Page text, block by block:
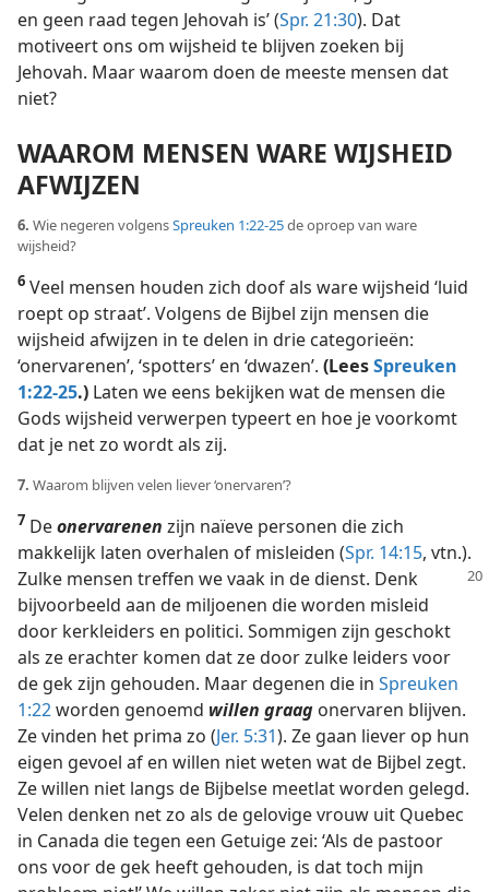
en geen raad tegen Jehovah is’ (Spr. 21:30). Dat
motiveert ons om wijsheid te blijven zoeken bij
Jehovah. Maar waarom doen de meeste mensen dat
niet?
WAAROM MENSEN WARE WIJSHEID
AFWIJZEN
6. Wie negeren volgensSpreuken 1:22-25de oproep van ware
wijsheid?
6 Veel mensen houden zich doof als ware wijsheid ‘luid
roept op straat’. Volgens de Bijbel zijn mensen die
wijsheid afwijzen in te delen in drie categorieën:
‘onervarenen’, ‘spotters’ en ‘dwazen’. (LeesSpreuken
1:22-25.) Laten we eens bekijken wat de mensen die
Gods wijsheid verwerpen typeert en hoe je voorkomt
dat je net zo wordt als zij.
7. Waarom blijven velen liever ‘onervaren’?
7 Deonervarenen zijn naïeve personen die zich
makkelijk laten overhalen of misleiden (Spr. 14:15, vtn.).
Zulke mensen treffen we vaak in de dienst. Denk
bijvoorbeeld aan de miljoenen die worden misleid
door kerkleiders en politici. Sommigen zijn geschokt
als ze erachter komen dat ze door zulke leiders voor
de gek zijn gehouden. Maar degenen die in Spreuken
1:22worden genoemd willen graag onervaren blijven.
Ze vinden het prima zo (Jer. 5:31). Ze gaan liever op hun
eigen gevoel af en willen niet weten wat de Bijbel zegt.
Ze willen niet langs de Bijbelse meetlat worden gelegd.
Velen denken net zo als de gelovige vrouw uit Quebec
in Canada die tegen een Getuige zei: ‘Als de pastoor
ons voor de gek heeft gehouden, is dat toch mijn